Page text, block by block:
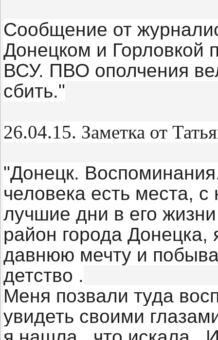
Сообщение от
Донецком и Горловкой
ВСУ. ПВО ополчения
сбить."
26.04.15. Заметка от
"Донецк.
человека есть места,
лучшие дни в его
район города Донецка,
давнюю мечту и
детство .
Меня позвали туда
увидеть своими